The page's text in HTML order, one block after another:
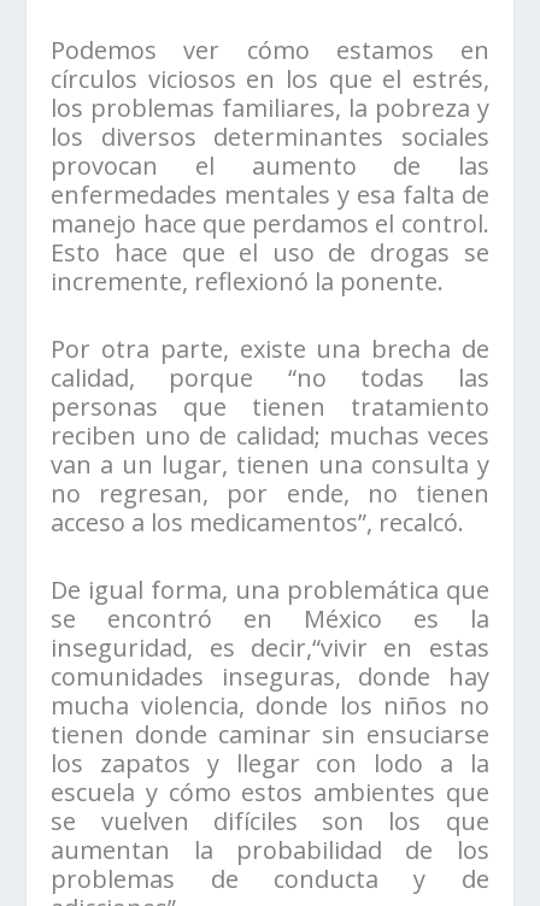
Podemos ver cómo estamos en
círculos viciosos en los que el estrés,
los problemas familiares, la pobreza y
los diversos determinantes sociales
provocan el aumento de las
enfermedades mentales y esa falta de
manejo hace que perdamos el control.
Esto hace que el uso de drogas se
incremente, reflexionó la ponente.
Por otra parte, existe una brecha de
calidad, porque “no todas las
personas que tienen tratamiento
reciben uno de calidad; muchas veces
van a un lugar, tienen una consulta y
no regresan, por ende, no tienen
acceso a los medicamentos”, recalcó.
De igual forma, una problemática que
se encontró en México es la
inseguridad, es decir,“vivir en estas
comunidades inseguras, donde hay
mucha violencia, donde los niños no
tienen donde caminar sin ensuciarse
los zapatos y llegar con lodo a la
escuela y cómo estos ambientes que
se vuelven difíciles son los que
aumentan la probabilidad de los
problemas de conducta y de